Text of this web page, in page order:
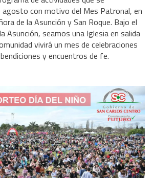
agosto con motivo del Mes Patronal, en
de la Asunción y San Roque. Bajo el
Asunción, seamos una Iglesia en salida
vivirá un mes de celebraciones
y encuentros de fe.